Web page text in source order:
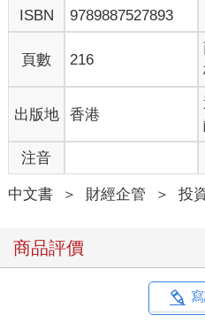
ISBN
9789887527893
頁數 216
出版地 香港
注音
中文書 ＞ 財經企管 ＞ 投
商品評價